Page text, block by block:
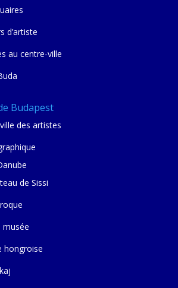
d’artiste
au centre-ville
Budapest
des artistes
de Sissi
musée
hongroise